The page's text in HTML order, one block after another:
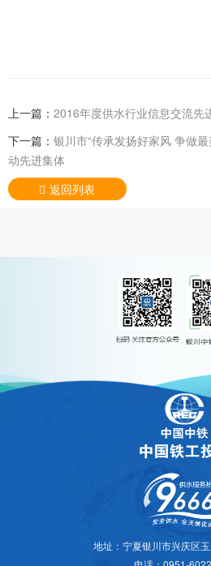
上一篇： 2016年度供水行业信息交流先
下一篇： 银川市“传承发扬好家风 争做
动先进集体
返回列表
地址：宁夏银川市兴庆区